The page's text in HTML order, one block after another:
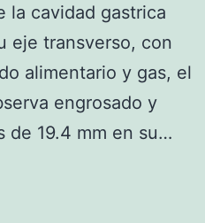
la cavidad gastrica
eje transverso, con
alimentario y gas, el
engrosado y
de 19.4 mm en su…